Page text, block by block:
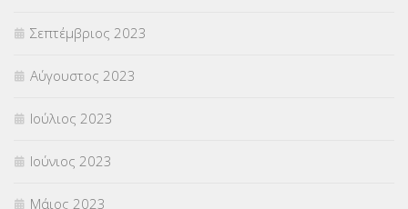
Σεπτέμβριος 2023
Αύγουστος 2023
Ιούλιος 2023
Ιούνιος 2023
Μάιος 2023